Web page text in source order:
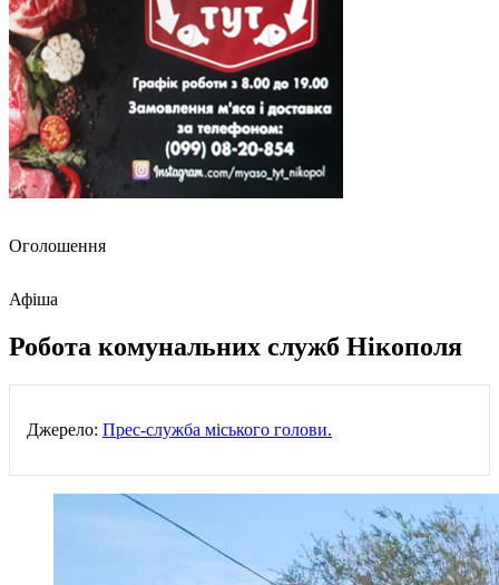
Оголошення
Афіша
Робота комунальних служб Нікополя
Джерело: Прес-служба міського голови.